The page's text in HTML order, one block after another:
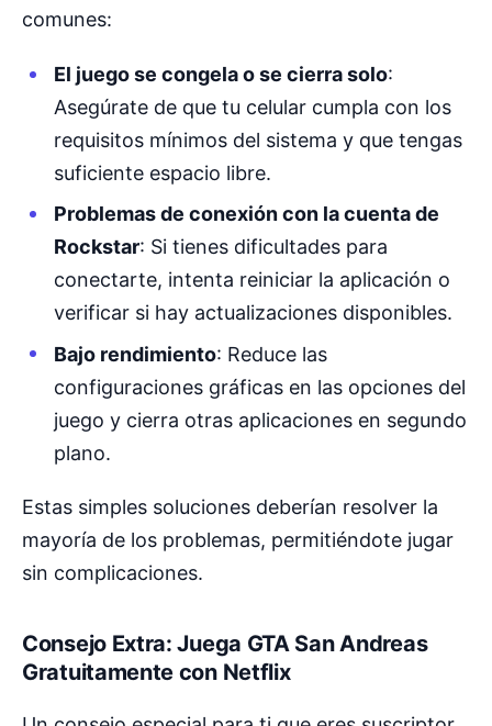
comunes:
El juego se congela o se cierra solo:
Asegúrate de que tu celular cumpla con los
requisitos mínimos del sistema y que tengas
suficiente espacio libre.
Problemas de conexión con la cuenta de
Rockstar: Si tienes dificultades para
conectarte, intenta reiniciar la aplicación o
verificar si hay actualizaciones disponibles.
Bajo rendimiento: Reduce las
configuraciones gráficas en las opciones del
juego y cierra otras aplicaciones en segundo
plano.
Estas simples soluciones deberían resolver la
mayoría de los problemas, permitiéndote jugar
sin complicaciones.
Consejo Extra: Juega GTA San Andreas
Gratuitamente con Netflix